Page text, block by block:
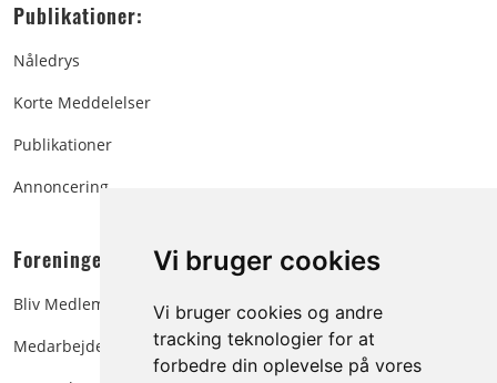
Vi bruger cookies
Vi bruger cookies og andre
tracking teknologier for at
forbedre din oplevelse på vores
Publikationer:
Nåledrys
Korte Meddelelser
Publikationer
Annoncering
Foreningen:
Bliv Medlem
Medarbejdere